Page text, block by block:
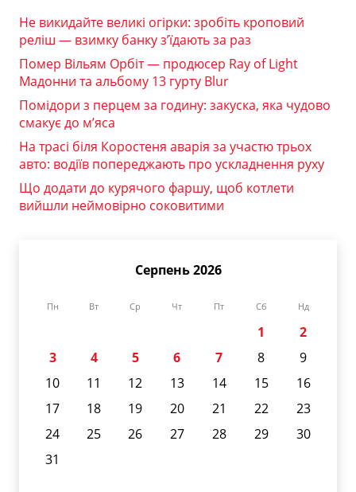
Не викидайте великі огірки: зробіть кроповий
реліш — взимку банку з’їдають за раз
Помер Вільям Орбіт — продюсер Ray of Light
Мадонни та альбому 13 гурту Blur
Помідори з перцем за годину: закуска, яка чудово
смакує до м’яса
На трасі біля Коростеня аварія за участю трьох
авто: водіїв попереджають про ускладнення руху
Що додати до курячого фаршу, щоб котлети
вийшли неймовірно соковитими
Серпень 2026
Пн Вт Ср Чт Пт Сб Нд
1
2
3
4 5 6 7 8
9
10
11 12 13 14 15
16
17
18 19 20 21 22
23
24
25 26 27 28 29
30
31